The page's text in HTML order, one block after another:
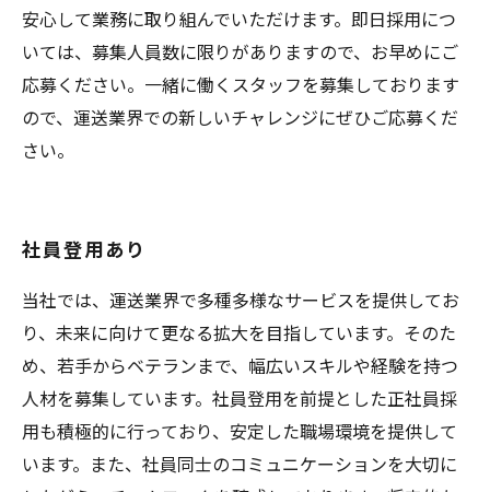
安心して業務に取り組んでいただけます。即日採用につ
いては、募集人員数に限りがありますので、お早めにご
応募ください。一緒に働くスタッフを募集しております
ので、運送業界での新しいチャレンジにぜひご応募くだ
さい。
社員登用あり
当社では、運送業界で多種多様なサービスを提供してお
り、未来に向けて更なる拡大を目指しています。そのた
め、若手からベテランまで、幅広いスキルや経験を持つ
人材を募集しています。社員登用を前提とした正社員採
用も積極的に行っており、安定した職場環境を提供して
います。また、社員同士のコミュニケーションを大切に